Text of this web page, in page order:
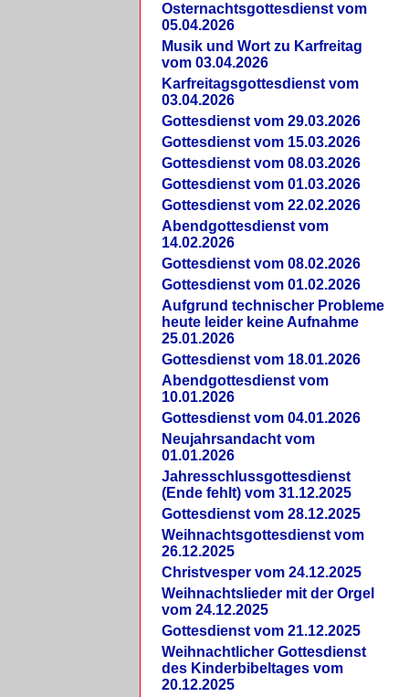
Osternachtsgottesdienst vom
05.04.2026
Musik und Wort zu Karfreitag
vom 03.04.2026
Karfreitagsgottesdienst vom
03.04.2026
Gottesdienst vom 29.03.2026
Gottesdienst vom 15.03.2026
Gottesdienst vom 08.03.2026
Gottesdienst vom 01.03.2026
Gottesdienst vom 22.02.2026
Abendgottesdienst vom
14.02.2026
Gottesdienst vom 08.02.2026
Gottesdienst vom 01.02.2026
Aufgrund technischer Probleme
heute leider keine Aufnahme
25.01.2026
Gottesdienst vom 18.01.2026
Abendgottesdienst vom
10.01.2026
Gottesdienst vom 04.01.2026
Neujahrsandacht vom
01.01.2026
Jahresschlussgottesdienst
(Ende fehlt) vom 31.12.2025
Gottesdienst vom 28.12.2025
Weihnachtsgottesdienst vom
26.12.2025
Christvesper vom 24.12.2025
Weihnachtslieder mit der Orgel
vom 24.12.2025
Gottesdienst vom 21.12.2025
Weihnachtlicher Gottesdienst
des Kinderbibeltages vom
20.12.2025